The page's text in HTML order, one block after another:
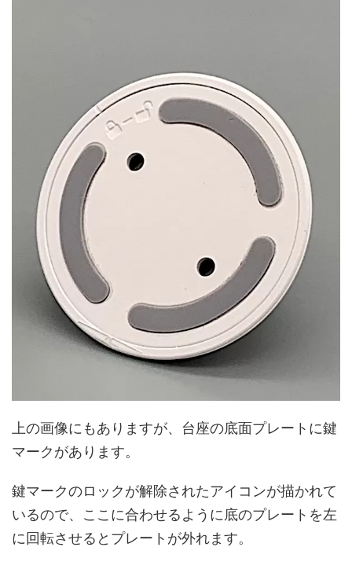
上の画像にもありますが、台座の底面プレートに鍵
マークがあります。
鍵マークのロックが解除されたアイコンが描かれて
いるので、ここに合わせるように底のプレートを左
に回転させるとプレートが外れます。